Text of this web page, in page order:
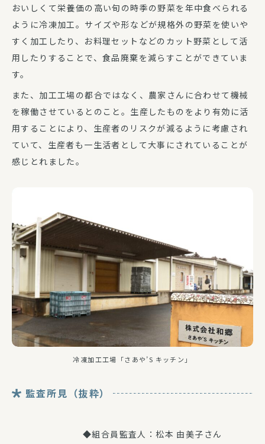
おいしくて栄養価の高い旬の時季の野菜を年中食べられる
ように冷凍加工。サイズや形などが規格外の野菜を使いや
すく加工したり、お料理セットなどのカット野菜として活
用したりすることで、食品廃棄を減らすことができていま
す。
また、加工工場の都合ではなく、農家さんに合わせて機械
を稼働させているとのこと。生産したものをより有効に活
用することにより、生産者のリスクが減るように考慮され
ていて、生産者も一生活者として大事にされていることが
感じとれました。
冷凍加工工場「さあや’S キッチン」
監査所見（抜粋）
◆組合員監査人：松本 由美子さん